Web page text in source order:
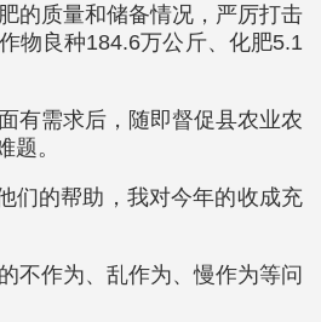
的质量和储备情况，严厉打击
物良种184.6万公斤、化肥5.1
有需求后，随即督促县农业农
。
们的帮助，我对今年的收成充
不作为、乱作为、慢作为等问